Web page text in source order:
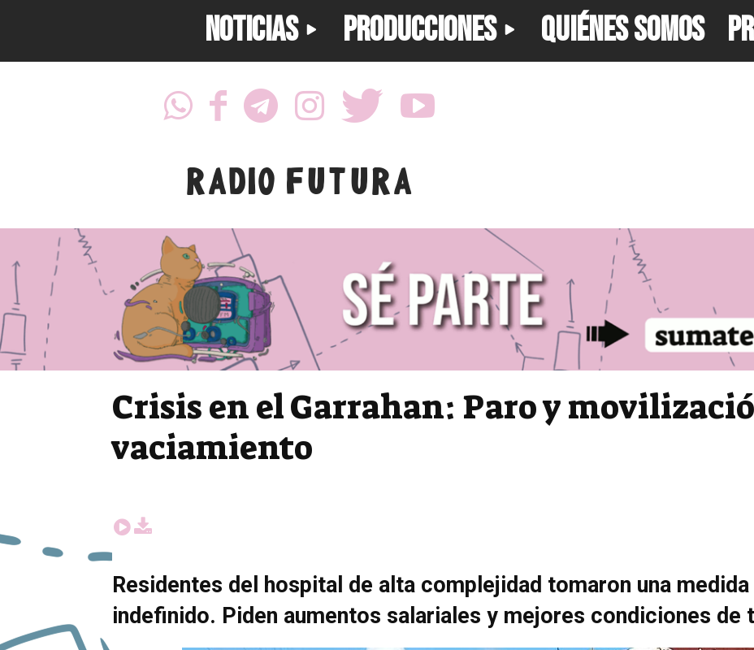
NOTICIAS PRODUCCIONES QUIÉNES SOMOS
RADIO FUTURA
Crisis en el Garrahan: Paro y
vaciamiento
Residentes del hospital de alta complejidad tomaron una
indefinido. Piden aumentos salariales y mejores condiciones de